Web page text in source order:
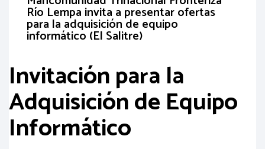
Río Lempa invita a presentar ofertas
para la adquisición de equipo
informático (El Salitre)
Invitación para la
Adquisición de Equipo
Informático